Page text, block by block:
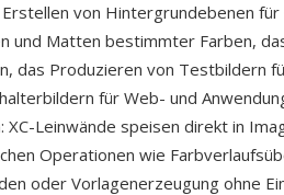
von Hintergrundebenen
und Matten bestimmter Farben,
das Produzieren von Testbildern
für Web- und
Leinwände speisen direkt in
Operationen wie
oder Vorlagenerzeugung ohne